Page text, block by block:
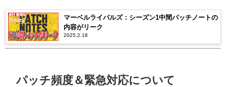
マーベルライバルズ：シーズン1中間パッチノートの
内容がリーク
2025.2.18
パッチ頻度＆緊急対応について